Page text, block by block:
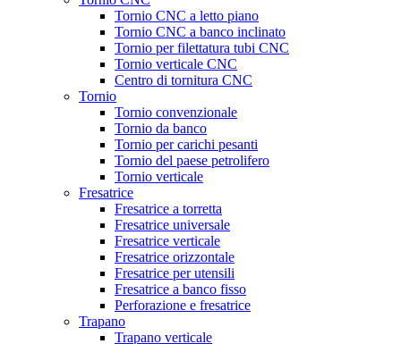
Tornio CNC a letto piano
Tornio CNC a banco inclinato
Tornio per filettatura tubi CNC
Tornio verticale CNC
Centro di tornitura CNC
Tornio
Tornio convenzionale
Tornio da banco
Tornio per carichi pesanti
Tornio del paese petrolifero
Tornio verticale
Fresatrice
Fresatrice a torretta
Fresatrice universale
Fresatrice verticale
Fresatrice orizzontale
Fresatrice per utensili
Fresatrice a banco fisso
Perforazione e fresatrice
Trapano
Trapano verticale